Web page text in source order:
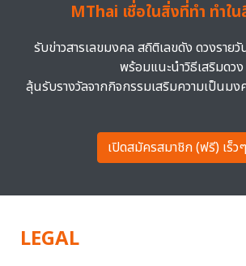
MThai เชื่อในสิ่งที่ทำ ทำใ
รับข่าวสารเลขมงคล สถิติเลขดัง ดวงราย
พร้อมแนะนำวิธีเสริมดวง
ลุ้นรับรางวัลจากกิจกรรมเสริมความเป็นมง
เปิดสมัครสมาชิก (ฟรี) เร็ว
LEGAL